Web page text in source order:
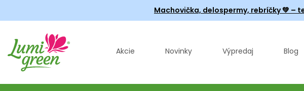
Machovička, delospermy, rebríčky💚 –
Akcie Novinky Výpredaj Blog